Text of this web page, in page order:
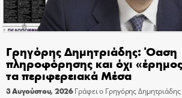
Γρηγόρης Δημητριάδης: Όαση
πληροφόρησης και όχι
τα περιφερειακά Μέσα
3 Αυγούστου, 2026 Γράφει ο Γρηγόρης